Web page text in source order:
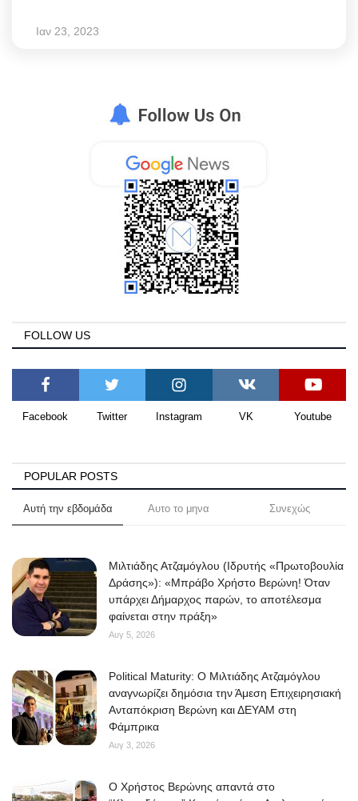
Ιαν 23, 2023
FOLLOW US
Facebook Twitter Instagram VK Youtube
POPULAR POSTS
Αυτή την εβδομάδα Αυτο το μηνα Συνεχώς
Μιλτιάδης Ατζαμόγλου (Ιδρυτής «Πρωτοβουλία
Δράσης»): «Μπράβο Χρήστο Βερώνη! Όταν
υπάρχει Δήμαρχος παρών, το αποτέλεσμα
φαίνεται στην πράξη»
Αυγ 5, 2026
Political Maturity: Ο Μιλτιάδης Ατζαμόγλου
αναγνωρίζει δημόσια την Άμεση Επιχειρησιακή
Ανταπόκριση Βερώνη και ΔΕΥΑΜ στη
Φάμπρικα
Αυγ 3, 2026
O Χρήστος Βερώνης απαντά στο